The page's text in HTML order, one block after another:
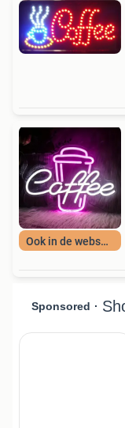
Ook in de webshop